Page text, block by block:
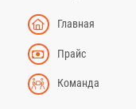
Главная
Прайс
Команда